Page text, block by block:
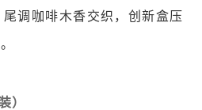
调咖啡木香交织，创新盒压
）